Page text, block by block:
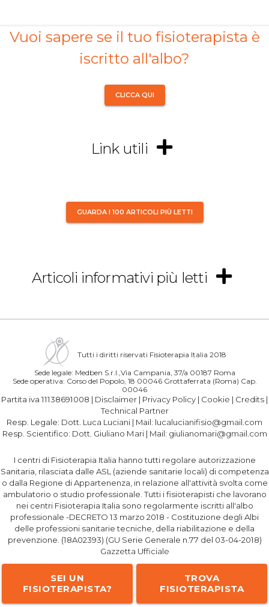
Vuoi sapere se il tuo fisioterapista è
iscritto all'albo?
CLICCA QUI
Link utili
GUARDA I 100 ARTICOLI PIÙ LETTI
Articoli informativi più letti
Tutti i diritti riservati Fisioterapia Italia 2018
Sede legale: Medben S.r.l.,Via Campania, 37/a 00187 Roma
Sede operativa: Corso del Popolo, 18 00046 Grottaferrata (Roma) Cap.
00046
Partita iva 11138691008 | Disclaimer | Privacy Policy | Cookie | Credits |
Technical Partner
Resp. Legale: Dott. Luca Luciani | Mail: lucalucianifisio@gmail.com
Resp. Scientifico: Dott. Giuliano Mari| Mail: giulianomari@gmail.com
I centri di Fisioterapia Italia hanno tutti regolare autorizzazione
Sanitaria, rilasciata dalle ASL (aziende sanitarie locali) di competenza
o dalla Regione di Appartenenza, in relazione all'attività svolta come
ambulatorio o studio professionale. Tutti i fisioterapisti che lavorano
nei centri Fisioterapia Italia sono regolarmente iscritti all'albo
professionale -DECRETO 13 marzo 2018 - Costituzione degli Albi
delle professioni sanitarie tecniche, della riabilitazione e della
prevenzione. (18A02393) (GU Serie Generale n.77 del 03-04-2018)
Gazzetta Ufficiale
SEI UN
FISIOTERAPISTA?
TROVA
FISIOTERAPISTA